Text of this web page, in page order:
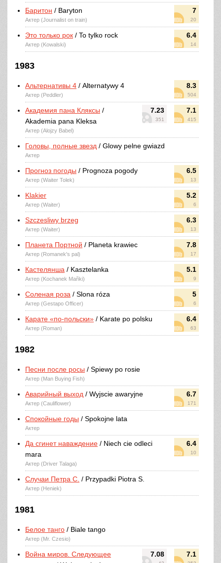
7
20
Баритон / Baryton
Актер (Journalist on train)
6.4
14
Это только рок / To tylko rock
Актер (Kowalski)
1983
8.3
504
Альтернативы 4 / Alternatywy 4
Актер (Peddler)
7.23
351
7.1
415
Академия пана Кляксы /
Akademia pana Kleksa
Актер (Alojzy Babel)
Головы, полные звезд / Glowy pelne gwiazd
Актер
6.5
13
Прогноз погоды / Prognoza pogody
Актер (Waiter Tolek)
5.2
6
Klakier
Актер (Waiter)
6.3
13
Szczesliwy brzeg
Актер (Waiter)
7.8
17
Планета Портной / Planeta krawiec
Актер (Romanek's pal)
5.1
9
Кастелянша / Kasztelanka
Актер (Kochanek Mañki)
5
6
Соленая роза / Slona róza
Актер (Gestapo Officer)
6.4
63
Карате «по-польски» / Karate po polsku
Актер (Roman)
1982
Песни после росы / Spiewy po rosie
Актер (Man Buying Fish)
6.7
171
Аварийный выход / Wyjscie awaryjne
Актер (Cauliflower)
Спокойные годы / Spokojne lata
Актер
6.4
10
Да сгинет наваждение / Niech cie odleci
mara
Актер (Driver Talaga)
Случаи Петра С. / Przypadki Piotra S.
Актер (Heniek)
1981
Белое танго / Biale tango
Актер (Mr. Czesio)
7.08 7.1
Война миров. Следующее